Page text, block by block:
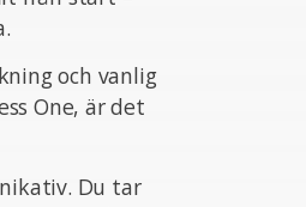
och vanlig
One, är det
Du tar